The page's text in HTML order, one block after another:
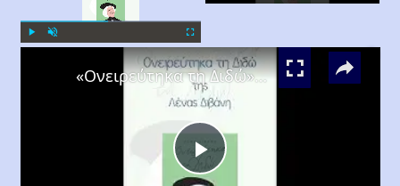
Play
«Ονειρεύτηκα τη Διδώ», Λένα Διβάνη